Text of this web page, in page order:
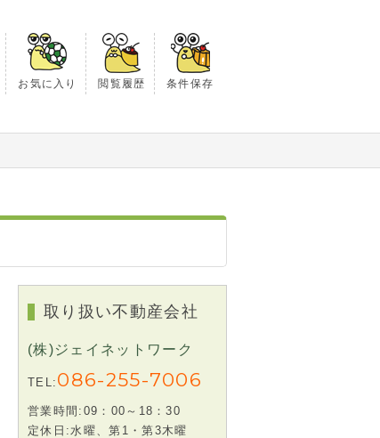
お気に入り 閲覧履歴 条件保存
取り扱い不動産会社
(株)ジェイネットワーク
TEL: 086-255-7006
営業時間:09：00～18：30
定休日:水曜、第1・第3木曜